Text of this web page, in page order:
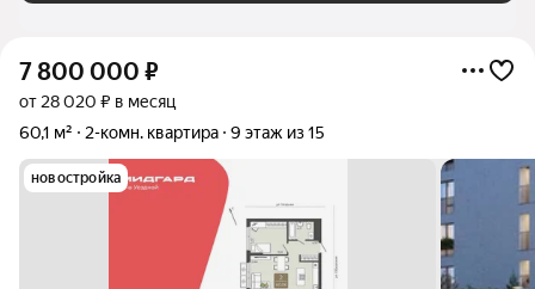
7 800 000 ₽
от 28 020 ₽ в месяц
60,1 м²
2-комн. квартира 9 этаж из 15
новостройка